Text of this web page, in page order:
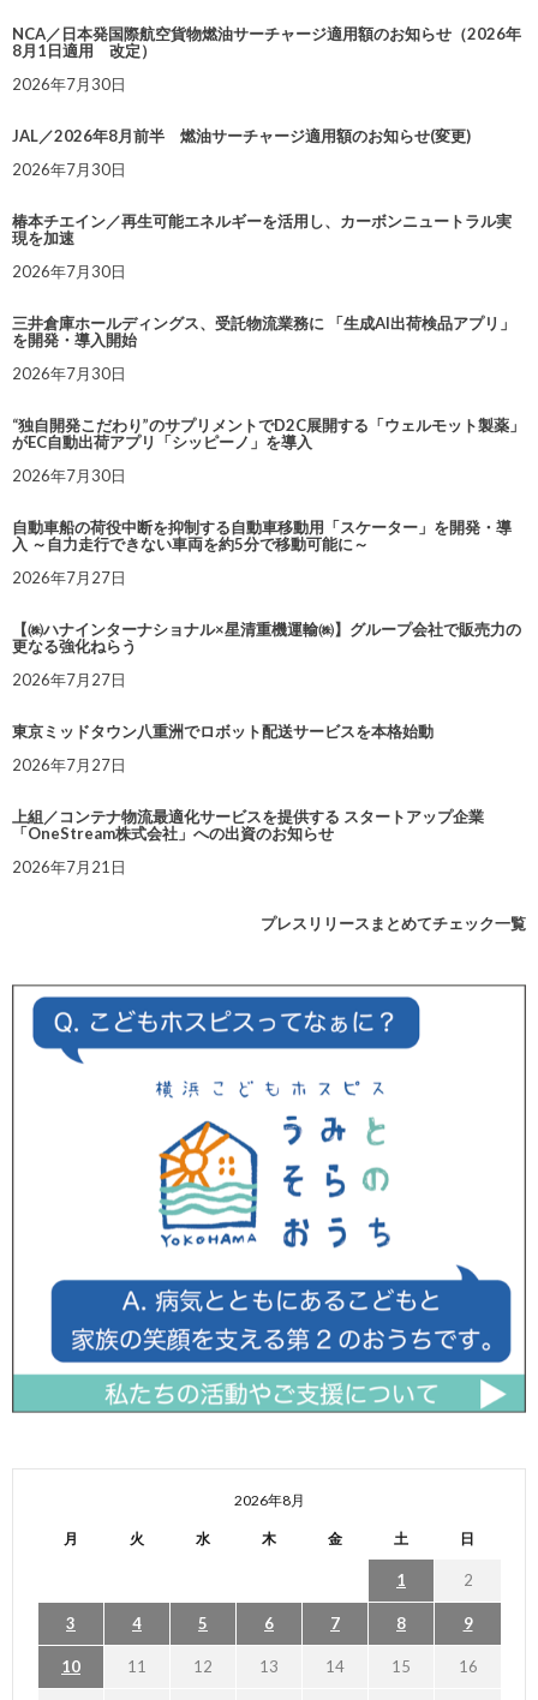
NCA／日本発国際航空貨物燃油サーチャージ適用額のお知らせ（2026年
8月1日適用 改定）
2026年7月30日
JAL／2026年8月前半 燃油サーチャージ適用額のお知らせ(変更)
2026年7月30日
椿本チエイン／再生可能エネルギーを活用し、カーボンニュートラル実
現を加速
2026年7月30日
三井倉庫ホールディングス、受託物流業務に 「生成AI出荷検品アプリ」
を開発・導入開始
2026年7月30日
“独自開発こだわり”のサプリメントでD2C展開する「ウェルモット製薬」
がEC自動出荷アプリ「シッピーノ」を導入
2026年7月30日
自動車船の荷役中断を抑制する自動車移動用「スケーター」を開発・導
入 ～自力走行できない車両を約5分で移動可能に～
2026年7月27日
【㈱ハナインターナショナル×星清重機運輸㈱】グループ会社で販売力の
更なる強化ねらう
2026年7月27日
東京ミッドタウン八重洲でロボット配送サービスを本格始動
2026年7月27日
上組／コンテナ物流最適化サービスを提供する スタートアップ企業
「OneStream株式会社」への出資のお知らせ
2026年7月21日
プレスリリースまとめてチェック一覧
2026年8月
月 火 水 木 金 土 日
1 2
3 4 5 6 7 8 9
10 11 12 13 14 15 16